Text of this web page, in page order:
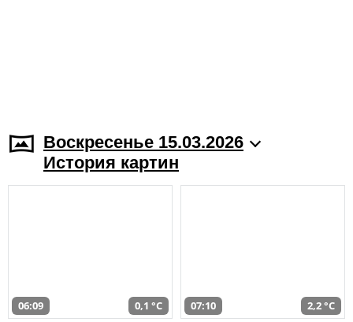
Воскресенье 15.03.2026
История картин
06:09 0,1 °C 07:10 2,2 °C